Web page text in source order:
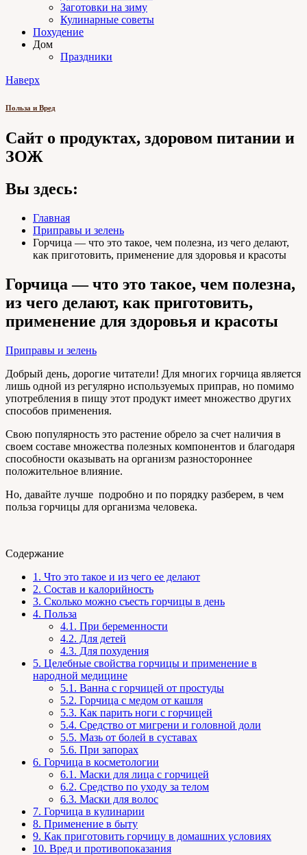
Заготовки на зиму
Кулинарные советы
Похудение
Дом
Праздники
Наверх
Польза и Вред
Сайт о продуктах, здоровом питании и
ЗОЖ
Вы здесь:
Главная
Приправы и зелень
Горчица — что это такое, чем полезна, из чего делают,
как приготовить, применение для здоровья и красоты
Горчица — что это такое, чем полезна,
из чего делают, как приготовить,
применение для здоровья и красоты
Приправы и зелень
Добрый день, дорогие читатели! Для многих горчица является
лишь одной из регулярно используемых приправ, но помимо
употребления в пищу этот продукт имеет множество других
способов применения.
Свою популярность это растение обрело за счет наличия в
своем составе множества полезных компонентов и благодаря
способности оказывать на организм разностороннее
положительное влияние.
Но, давайте лучше подробно и по порядку разберем, в чем
польза горчицы для организма человека.
Содержание
1. Что это такое и из чего ее делают
2. Состав и калорийность
3. Сколько можно съесть горчицы в день
4. Польза
4.1. При беременности
4.2. Для детей
4.3. Для похудения
5. Целебные свойства горчицы и применение в
народной медицине
5.1. Ванна с горчицей от простуды
5.2. Горчица с медом от кашля
5.3. Как парить ноги с горчицей
5.4. Средство от мигрени и головной доли
5.5. Мазь от болей в суставах
5.6. При запорах
6. Горчица в косметологии
6.1. Маски для лица с горчицей
6.2. Средство по уходу за телом
6.3. Маски для волос
7. Горчица в кулинарии
8. Применение в быту
9. Как приготовить горчицу в домашних условиях
10. Вред и противопоказания